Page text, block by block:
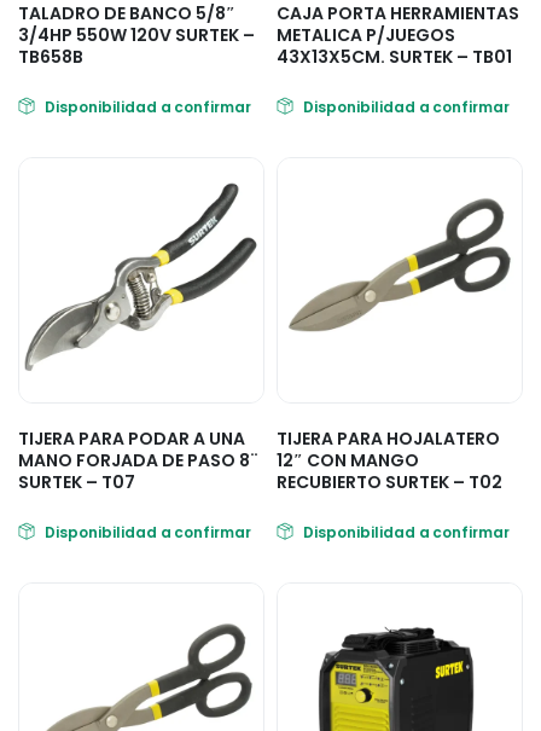
TALADRO DE BANCO 5/8″
3/4HP 550W 120V SURTEK –
TB658B
Disponibilidad a confirmar
CAJA PORTA HERRAMIENTAS
METALICA P/JUEGOS
43X13X5CM. SURTEK – TB01
Disponibilidad a confirmar
TIJERA PARA PODAR A UNA
MANO FORJADA DE PASO 8¨
SURTEK – T07
Disponibilidad a confirmar
TIJERA PARA HOJALATERO
12″ CON MANGO
RECUBIERTO SURTEK – T02
Disponibilidad a confirmar